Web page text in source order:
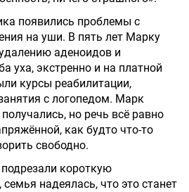
появились проблемы с
на уши. В пять лет Марку
аденоидов и
уха, экстренно и на платной
курсы реабилитации,
с логопедом. Марк
но речь всё равно
как будто что-то
свободно.
короткую
надеялась, что это станет